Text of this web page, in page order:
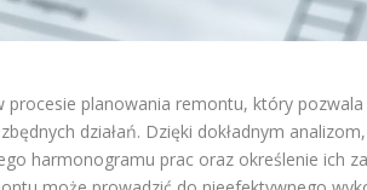
planowania remontu, który pozwala
działań. Dzięki dokładnym
harmonogramu prac oraz określenie ich